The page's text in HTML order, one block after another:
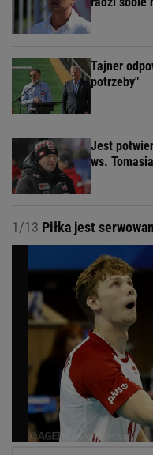
Tajner
potrzeby"
Jest
ws.
1/13 Piłka jest